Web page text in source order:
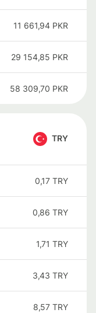
11 661,94 PKR
29 154,85 PKR
58 309,70 PKR
TRY
0,17 TRY
0,86 TRY
1,71 TRY
3,43 TRY
8,57 TRY